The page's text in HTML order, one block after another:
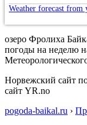
Weather forecast
озеро Фролиха
погоды на неделю
Норвежский сайт
сайт YR.no
pogoda-baikal.ru ›